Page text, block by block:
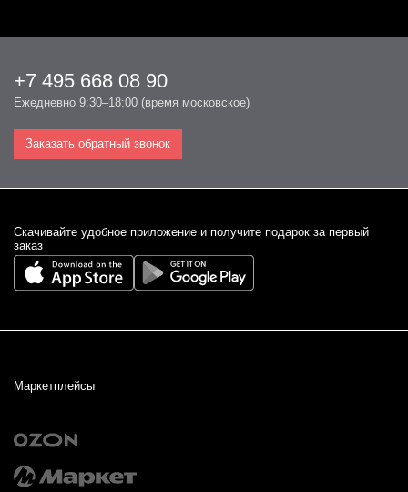
+7 495 668 08 90
Ежедневно 9:30–18:00 (время московское)
Заказать обратный звонок
Cкачивайте удобное приложение и получите подарок за первый
заказ
Маркетплейсы